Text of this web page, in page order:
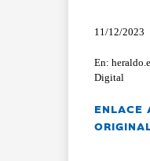
11/12/2023
En:
Digital
ENLACE